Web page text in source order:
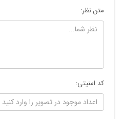
متن نظر:
کد امنیتی: